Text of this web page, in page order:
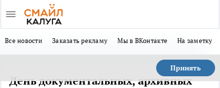
Все новости Заказать рекламу Мы в ВКонтакте На заметку
Принять
День документальных, архивных